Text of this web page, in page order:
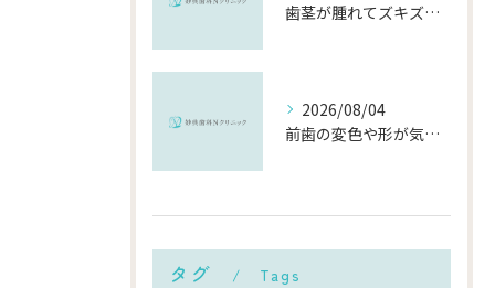
歯茎が腫れてズキズキ痛む時の応急処置と、早めに受診すべき理由
2026/08/04
前歯の変色や形が気になる…削らずにきれいに整える「ダイレクトボンディング」とは？
タグ Tags